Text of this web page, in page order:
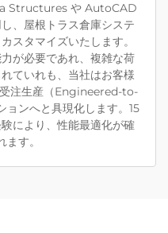
Structures や AutoCAD
、屋根トラス倉庫システ
スタマイズいたします。
が必要であれ、複雑な荷
ていれも、当社はお客様
注生産（Engineered-to-
ンへと具現化します。15
により、性能最適化が確
す。